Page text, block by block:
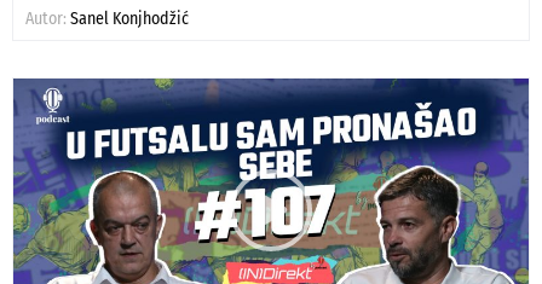
Autor: Sanel Konjhodžić